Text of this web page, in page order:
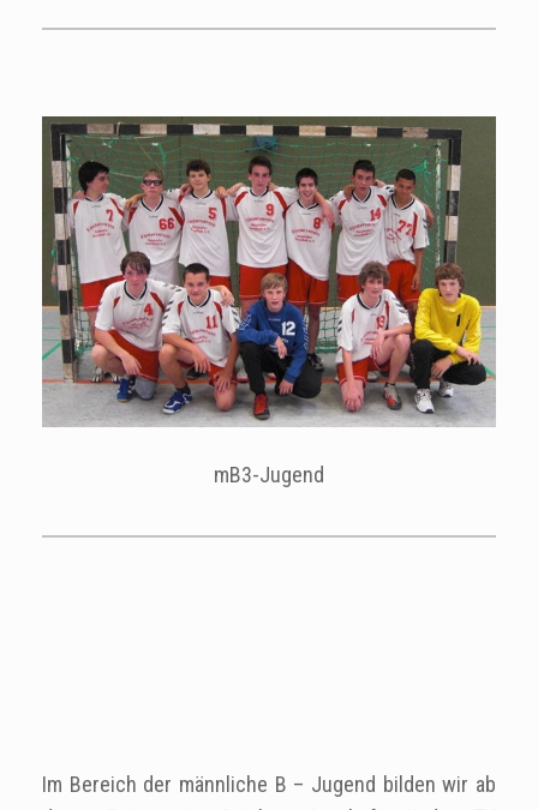
mB3-Jugend
Im Bereich der männliche B – Jugend bilden wir ab